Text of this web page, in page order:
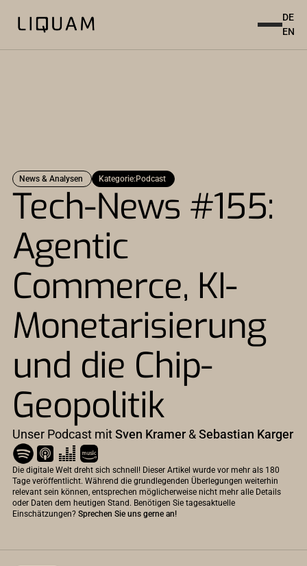
DE
EN
News & Analysen Kategorie:Podcast
Tech-News #155:
Agentic
Commerce, KI-
Monetarisierung
und die Chip-
Geopolitik
Unser Podcast mitSven Kramer &Sebastian Karger
Die digitale Welt dreht sich schnell! Dieser Artikel wurde vor mehr als 180
Tage veröffentlicht. Während die grundlegenden Überlegungen weiterhin
relevant sein können, entsprechen möglicherweise nicht mehr alle Details
oder Daten dem heutigen Stand. Benötigen Sie tagesaktuelle
Einschätzungen? Sprechen Sie uns gerne an!